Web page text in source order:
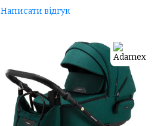
Написати відгук